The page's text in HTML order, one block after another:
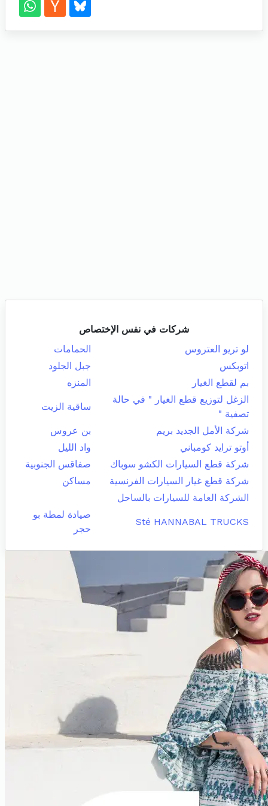
شركات في نفس الإختصاص
لو تريو العتروس
الحمامات
اتوبكس
جبل الجلود
بم لقطع الغيار
المنزه
الزغل لتوزيع قطع الغيار " في حالة
تصفية "
ساقية الزيت
شركة الأمل الجديد بريم
بن عروس
أوتو ترايد كومباني
واد الليل
شركة قطع السيارات الكشو سوباك
صفاقس الجنوبية
شركة قطع غيار السيارات الفرنسية
مساكن
الشركة العامة للسيارات بالساحل
Sté HANNABAL TRUCKS
صيادة لمطة بو
حجر